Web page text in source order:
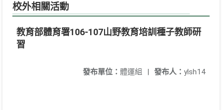
校外相關活動
教育部體育署106-107山野教育培訓種子教師研
習
發布人： ylsh14
發布單位： 體運組 |